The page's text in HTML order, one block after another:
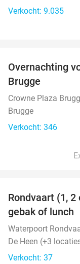
Verkocht: 9.035
Overnachting
Brugge
Crowne Plaza
Brugge
Verkocht: 346
Rondvaart (1,
gebak of lunch
Waterpoort
De Heen (+3
Verkocht: 37